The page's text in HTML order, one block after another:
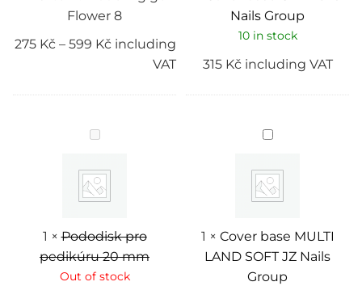
Flower 8
275 Kč – 599 Kč including
VAT
Nails Group
10 in stock
315 Kč including VAT
Pododisk
pro
20
mm
1 ×Pododisk pro
pedikúru 20 mm
Out of stock
Cover
base
LAND
SOFT
JZ
1 × Cover base MULTI
LAND SOFT JZ Nails
Group